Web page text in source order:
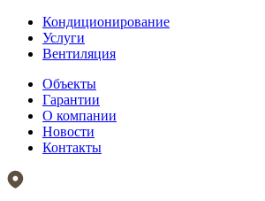
Кондиционирование
Услуги
Вентиляция
Объекты
Гарантии
О компании
Новости
Контакты